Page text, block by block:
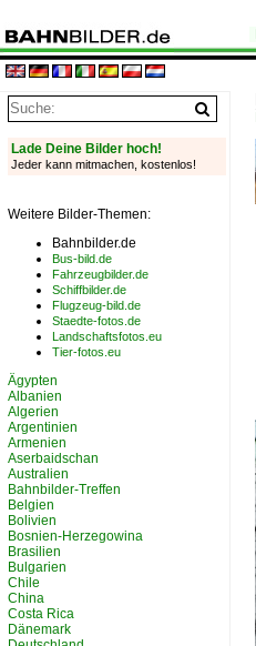
Lade Deine Bilder hoch!
Jeder kann mitmachen, kostenlos!
Weitere Bilder-Themen:
Bahnbilder.de
Bus-bild.de
Fahrzeugbilder.de
Schiffbilder.de
Flugzeug-bild.de
Staedte-fotos.de
Landschaftsfotos.eu
Tier-fotos.eu
Ägypten
Albanien
Algerien
Argentinien
Armenien
Aserbaidschan
Australien
Bahnbilder-Treffen
Belgien
Bolivien
Bosnien-Herzegowina
Brasilien
Bulgarien
Chile
China
Costa Rica
Dänemark